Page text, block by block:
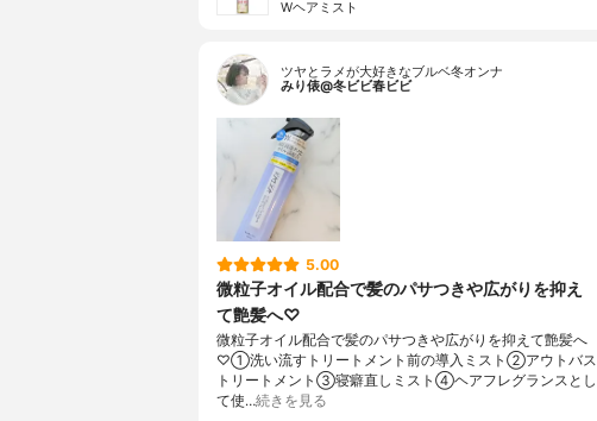
Wヘアミスト
ツヤとラメが大好きなブルベ冬オンナ
みり俵@冬ビビ春ビビ
5.00
微粒子オイル配合で髪のパサつきや広がりを抑え
て艶髪へ♡
微粒子オイル配合で髪のパサつきや広がりを抑えて艶髪へ
♡①洗い流すトリートメント前の導入ミスト②アウトバス
トリートメント③寝癖直しミスト④ヘアフレグランスとし
て使…続きを見る